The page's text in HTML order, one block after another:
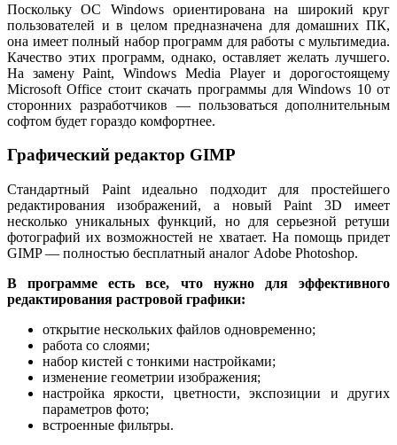
Поскольку ОС Windows ориентирована на широкий круг
пользователей и в целом предназначена для домашних ПК,
она имеет полный набор программ для работы с мультимедиа.
Качество этих программ, однако, оставляет желать лучшего.
На замену Paint, Windows Media Player и дорогостоящему
Microsoft Office стоит скачать программы для Windows 10 от
сторонних разработчиков — пользоваться дополнительным
софтом будет гораздо комфортнее.
Графический редактор GIMP
Стандартный Paint идеально подходит для простейшего
редактирования изображений, а новый Paint 3D имеет
несколько уникальных функций, но для серьезной ретуши
фотографий их возможностей не хватает. На помощь придет
GIMP — полностью бесплатный аналог Adobe Photoshop.
В программе есть все, что нужно для эффективного
редактирования растровой графики:
открытие нескольких файлов одновременно;
работа со слоями;
набор кистей с тонкими настройками;
изменение геометрии изображения;
настройка яркости, цветности, экспозиции и других
параметров фото;
встроенные фильтры.